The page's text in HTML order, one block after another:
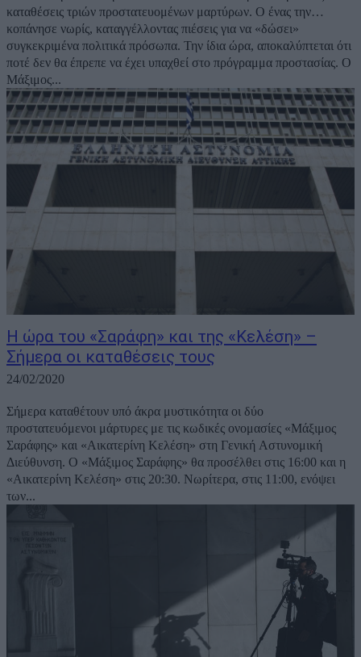
καταθέσεις τριών προστατευομένων μαρτύρων. Ο ένας την…
κοπάνησε νωρίς, καταγγέλλοντας πιέσεις για να «δώσει»
συγκεκριμένα πολιτικά πρόσωπα. Την ίδια ώρα, αποκαλύπτεται ότι
ποτέ δεν θα έπρεπε να έχει υπαχθεί στο πρόγραμμα προστασίας. Ο
Μάξιμος...
Η ώρα του «Σαράφη» και της «Κελέση» –
Σήμερα οι καταθέσεις τους
24/02/2020
Σήμερα καταθέτουν υπό άκρα μυστικότητα οι δύο
προστατευόμενοι μάρτυρες με τις κωδικές ονομασίες «Μάξιμος
Σαράφης» και «Αικατερίνη Κελέση» στη Γενική Αστυνομική
Διεύθυνση. Ο «Μάξιμος Σαράφης» θα προσέλθει στις 16:00 και η
«Αικατερίνη Κελέση» στις 20:30. Νωρίτερα, στις 11:00, ενόψει
των...